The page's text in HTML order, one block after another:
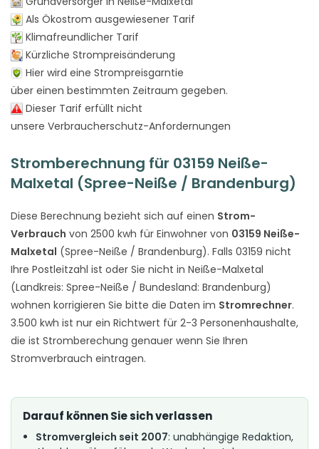
Als Ökostrom ausgewiesener Tarif
Klimafreundlicher Tarif
Kürzliche Strompreisänderung
Hier wird eine Strompreisgarntie
über einen bestimmten Zeitraum gegeben.
Dieser Tarif erfüllt nicht
unsere Verbraucherschutz-Anfordernungen
Stromberechnung für 03159 Neiße-
Malxetal (Spree-Neiße / Brandenburg)
Diese Berechnung bezieht sich auf einen Strom-
Verbrauch von 2500 kwh für Einwohner von 03159 Neiße-
Malxetal (Spree-Neiße / Brandenburg). Falls 03159 nicht
Ihre Postleitzahl ist oder Sie nicht in Neiße-Malxetal
(Landkreis: Spree-Neiße / Bundesland: Brandenburg)
wohnen korrigieren Sie bitte die Daten im Stromrechner.
3.500 kwh ist nur ein Richtwert für 2-3 Personenhaushalte,
die ist Stromberechung genauer wenn Sie Ihren
Stromverbrauch eintragen.
Darauf können Sie sich verlassen
Stromvergleich seit 2007: unabhängige Redaktion,